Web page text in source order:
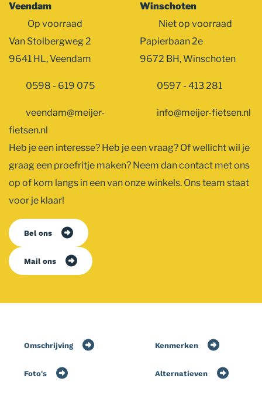
Veendam
Op voorraad
Van Stolbergweg 2
9641 HL, Veendam
0598 - 619 075
veendam@meijer-
fietsen.nl
Winschoten
Niet op voorraad
Papierbaan 2e
9672 BH, Winschoten
0597 - 413 281
info@meijer-fietsen.nl
Heb je een interesse? Heb je een vraag? Of wellicht wil je
graag een proefritje maken? Neem dan contact met ons
op of kom langs in een van onze winkels. Ons team staat
voor je klaar!
Bel ons
Mail ons
Omschrijving Kenmerken
Foto's Alternatieven